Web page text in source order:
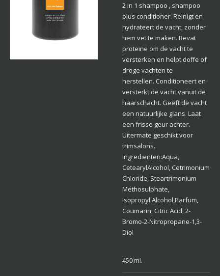
2 in 1 shampoo , shampoo
plus conditioner. Reinigt en
hydrateert de vacht, zonder
hem vet te maken. Bevat
proteïne om de vacht te
versterken en helpt doffe of
droge vachten te
herstellen. Conditioneert en
versterkt de vacht vanuit de
haarschacht. Geeft de vacht
een natuurlijke glans. Laat
een frisse geur achter.
Uitermate geschikt voor
trimsalons.
Ingrediënten:Aqua,
CetearylAlcohol, Cetrimonium
Chloride, Steartrimonium
Methosulphate,
Isopropyl Alcohol,Parfum,
Coumarin, Citric Acid, 2-
Bromo-2-Nitropropane-1,3-
Diol
450 ml.